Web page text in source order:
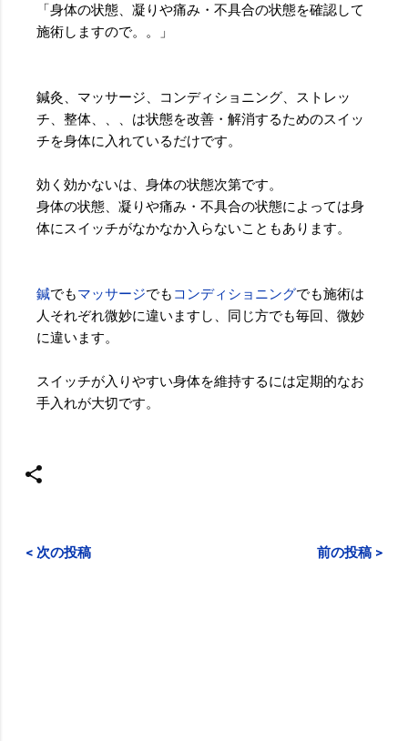
「身体の状態、凝りや痛み・不具合の状態を確認して
施術しますので。。」
鍼灸、マッサージ、コンディショニング、ストレッ
チ、整体、、、は状態を改善・解消するためのスイッ
チを身体に入れているだけです。
効く効かないは、身体の状態次第です。
身体の状態、凝りや痛み・不具合の状態によっては身
体にスイッチがなかなか入らないこともあります。
鍼でもマッサージでも コンディショニングでも施術は
人それぞれ微妙に違いますし、同じ方でも毎回、微妙
に違います。
スイッチが入りやすい身体を維持するには定期的なお
手入れが大切です。
< 次の投稿 前の投稿 >